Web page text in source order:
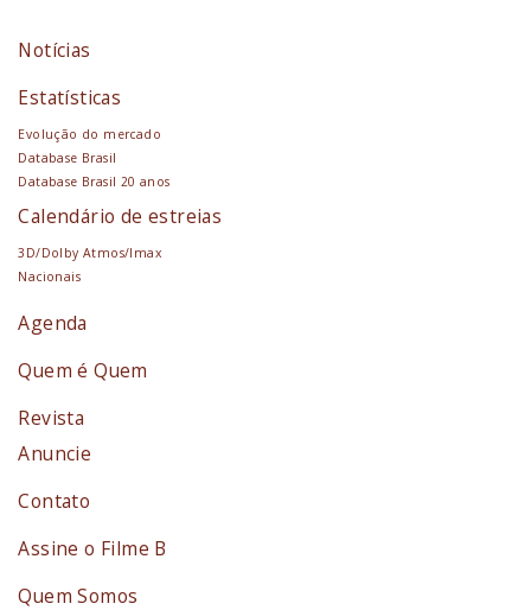
Notícias
Estatísticas
Evolução do mercado
Database Brasil
Database Brasil 20 anos
Calendário de estreias
3D/Dolby Atmos/Imax
Nacionais
Agenda
Quem é Quem
Revista
Anuncie
Contato
Assine o Filme B
Quem Somos